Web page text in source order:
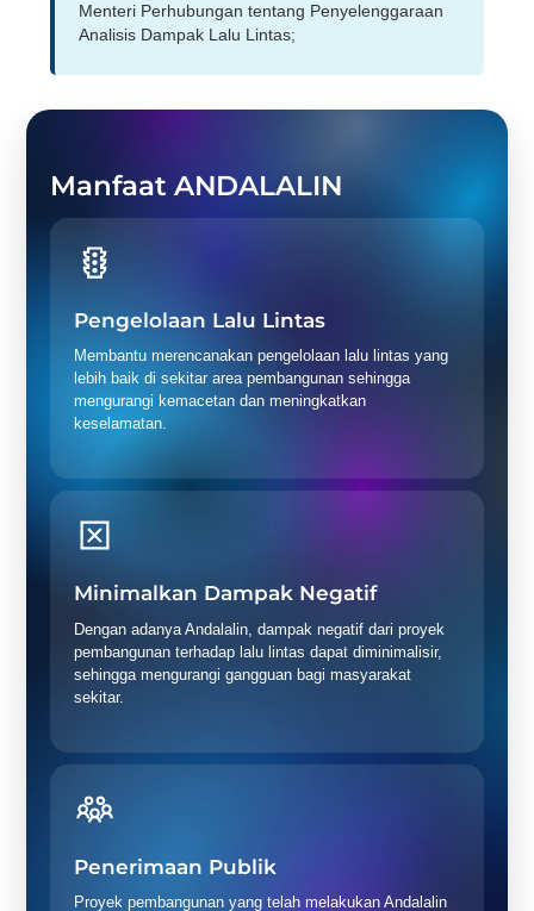
Menteri Perhubungan tentang Penyelenggaraan
Analisis Dampak Lalu Lintas;
Manfaat ANDALALIN
Pengelolaan Lalu Lintas
Membantu merencanakan pengelolaan lalu lintas yang
lebih baik di sekitar area pembangunan sehingga
mengurangi kemacetan dan meningkatkan
keselamatan.
Minimalkan Dampak Negatif
Dengan adanya Andalalin, dampak negatif dari proyek
pembangunan terhadap lalu lintas dapat diminimalisir,
sehingga mengurangi gangguan bagi masyarakat
sekitar.
Penerimaan Publik
Proyek pembangunan yang telah melakukan Andalalin